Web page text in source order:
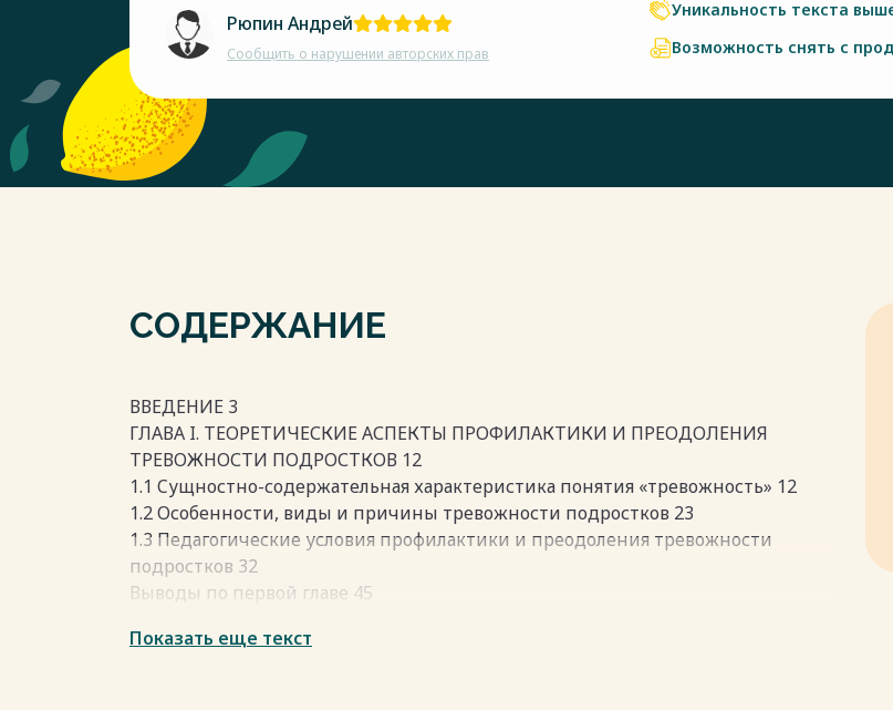
Рюпин Андрей
Сообщить о нарушении авторских прав
Уникальность текста
Возможность снять с
СОДЕРЖАНИЕ
ВВЕДЕНИЕ 3
ГЛАВА I. ТЕОРЕТИЧЕСКИЕ АСПЕКТЫ ПРОФИЛАКТИКИ И ПРЕОДОЛЕНИЯ
ТРЕВОЖНОСТИ ПОДРОСТКОВ 12
1.1 Cущностно-содержательная характеристика понятия «тревожность» 12
1.2 Особенности, виды и причины тревожности подростков 23
1.3 Педагогические условия профилактики и преодоления тревожности
подростков 32
Выводы по первой главе 45
ТРЕВОЖНОСТИ ПОДРОСТКОВ 47
Показать еще текст